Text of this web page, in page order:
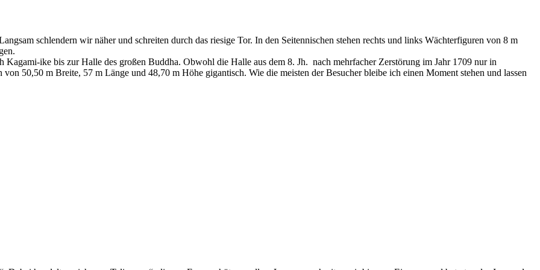
schlendern wir näher und schreiten durch das riesige Tor. In den Seitennischen stehen rechts und links Wächterfiguren von 8 m
Kagami-ike bis zur Halle des großen Buddha. Obwohl die Halle aus dem 8. Jh. nach mehrfacher Zerstörung im Jahr 1709 nur in
50,50 m Breite, 57 m Länge und 48,70 m Höhe gigantisch. Wie die meisten der Besucher bleibe ich einen Moment stehen und lassen